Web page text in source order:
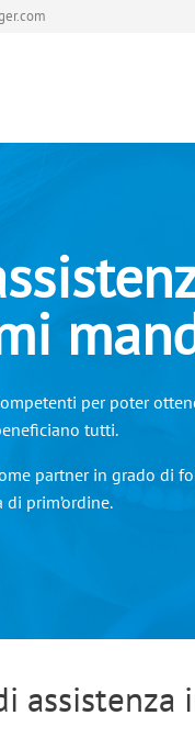
per poter
tutti.
partner in grado di
prim’ordine.